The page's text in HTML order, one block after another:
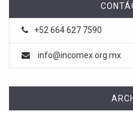
+52 664 627 7590
info@incomex.org.mx